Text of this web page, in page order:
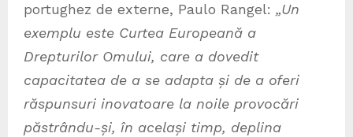
portughez de externe, Paulo Rangel: „Un
exemplu este Curtea Europeană a
Drepturilor Omului, care a dovedit
capacitatea de a se adapta și de a oferi
răspunsuri inovatoare la noile provocări
păstrându-și, în același timp, deplina